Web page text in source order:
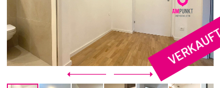
IMMOBILIENBEWERTUNG
REFERENZEN
ÜBER UNS
WISSENSWERTES